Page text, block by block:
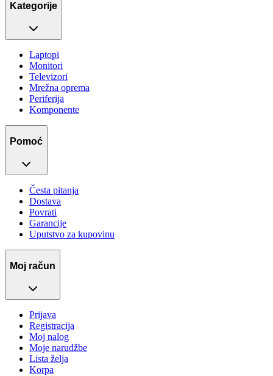
Kategorije
Laptopi
Monitori
Televizori
Mrežna oprema
Periferija
Komponente
Pomoć
Česta pitanja
Dostava
Povrati
Garancije
Uputstvo za kupovinu
Moj račun
Prijava
Registracija
Moj nalog
Moje narudžbe
Lista želja
Korpa